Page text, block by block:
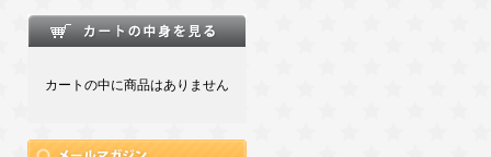
カートの中に商品はありません